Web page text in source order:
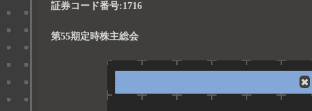
証券コード番号:1716
第55期定時株主総会